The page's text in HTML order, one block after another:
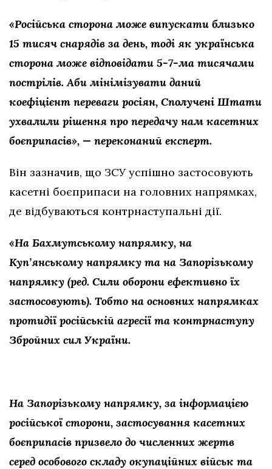
«Російська сторона може випускати близько
15 тисяч снарядів за день, тоді як українська
сторона може відповідати 5-7-ма тисячами
пострілів. Аби мінімізувати даний
коефіцієнт переваги росіян, Сполучені Штати
ухвалили рішення про передачу нам касетних
боєприпасів», — переконаний експерт.
Він зазначив, що ЗСУ успішно застосовують
касетні боєприпаси на головних напрямках,
де відбуваються контрнаступальні дії.
«На Бахмутському напрямку, на
Куп’янському напрямку та на Запорізькому
напрямку (ред. Сили оборони ефективно їх
застосовують). Тобто на основних напрямках
протидії російській агресії та контрнаступу
Збройних сил України.
На Запорізькому напрямку, за інформацією
російської сторони, застосування касетних
боєприпасів призвело до численних жертв
серед особового складу окупаційних військ та